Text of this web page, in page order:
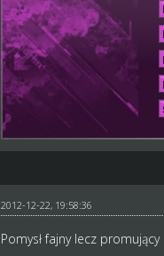
2012-12-22, 19:58:36
Pomysł fajny lecz